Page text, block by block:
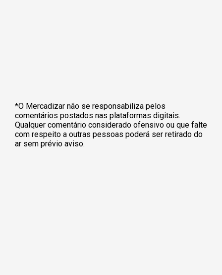
*O Mercadizar não se responsabiliza pelos
comentários postados nas plataformas digitais.
Qualquer comentário considerado ofensivo ou que falte
com respeito a outras pessoas poderá ser retirado do
ar sem prévio aviso.